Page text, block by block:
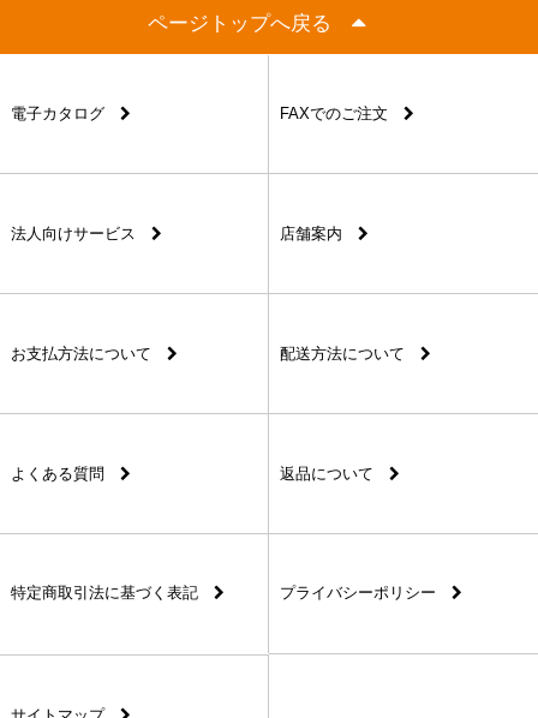
ページトップへ戻る
電子カタログ FAXでのご注文
法人向けサービス 店舗案内
お支払方法について 配送方法について
よくある質問 返品について
特定商取引法に基づく表記 プライバシーポリシー